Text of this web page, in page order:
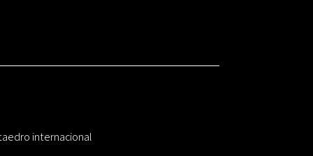
internacional